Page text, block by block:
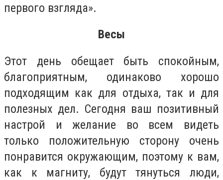
первого взгляда».
Весы
Этот день обещает быть спокойным,
благоприятным, одинаково хорошо
подходящим как для отдыха, так и для
полезных дел. Сегодня ваш позитивный
настрой и желание во всем видеть
только положительную сторону очень
понравится окружающим, поэтому к вам,
как к магниту, будут тянуться люди,